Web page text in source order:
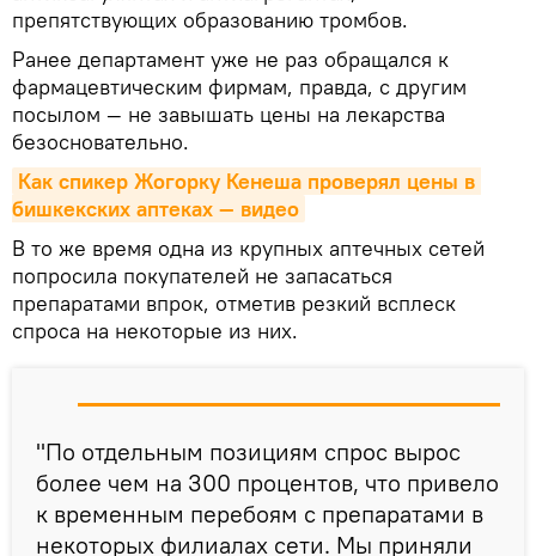
препятствующих образованию тромбов.
Ранее департамент уже не раз обращался к
фармацевтическим фирмам, правда, с другим
посылом — не завышать цены на лекарства
безосновательно.
Как спикер Жогорку Кенеша проверял цены в
бишкекских аптеках — видео
В то же время одна из крупных аптечных сетей
попросила покупателей не запасаться
препаратами впрок, отметив резкий всплеск
спроса на некоторые из них.
"По отдельным позициям спрос вырос
более чем на 300 процентов, что привело
к временным перебоям с препаратами в
некоторых филиалах сети. Мы приняли